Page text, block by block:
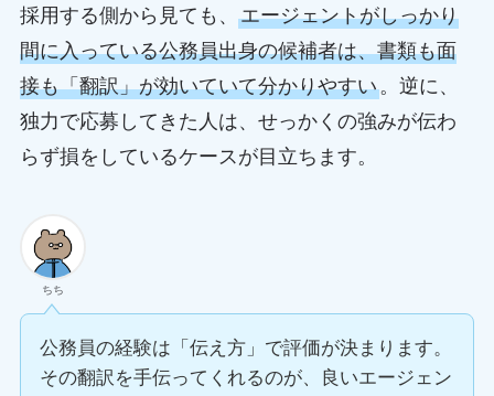
採用する側から見ても、 エージェントがしっかり
間に入っている公務員出身の候補者は、書類も面
接も「翻訳」が効いていて分かりやすい。逆に、
独力で応募してきた人は、せっかくの強みが伝わ
らず損をしているケースが目立ちます。
ちち
公務員の経験は「伝え方」で評価が決まります。
その翻訳を手伝ってくれるのが、良いエージェン